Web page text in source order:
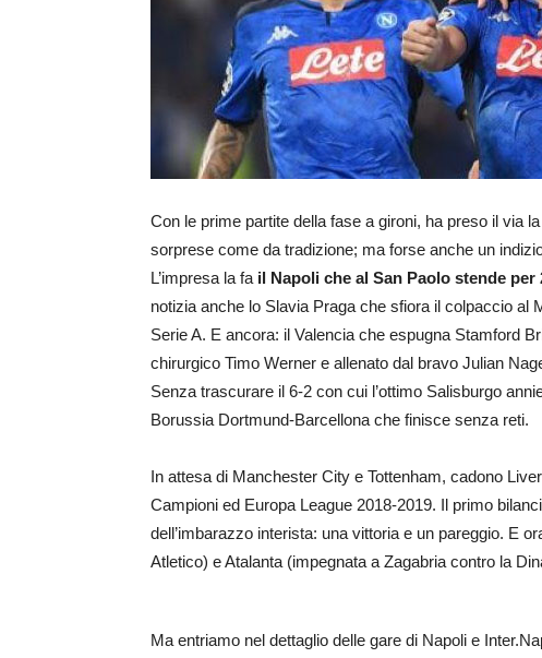
Con le prime partite della fase a gironi, ha preso il via
sorprese come da tradizione; ma forse anche un
L’impresa la fa il Napoli che al San Paolo stende
notizia anche lo Slavia Praga che sfiora il colpaccio al
Serie A. E ancora: il Valencia che espugna Stamford
chirurgico Timo Werner e allenato dal bravo Julian
Senza trascurare il 6-2 con cui l’ottimo Salisburgo
Borussia Dortmund-Barcellona che finisce senza reti.
In attesa di Manchester City e Tottenham, cadono
Campioni ed Europa League 2018-2019. Il primo
dell’imbarazzo interista: una vittoria e un pareggio. E
Atletico) e Atalanta (impegnata a Zagabria contro la
Ma entriamo nel dettaglio delle gare di Napoli e